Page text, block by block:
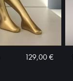
129,00 €